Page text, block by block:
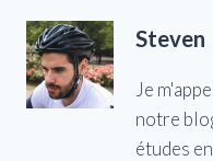
Steven
Je
notre
études